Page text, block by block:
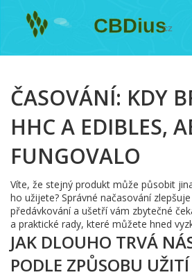
ČASOVÁNÍ: KDY
HHC A EDIBLES,
FUNGOVALO
Víte, že stejný produkt může působit
ho užijete? Správné načasování
předávkování a ušetří vám zbytečné
a praktické rady, které můžete hned
JAK DLOUHO TRVÁ
PODLE ZPŮSOBU UŽITÍ